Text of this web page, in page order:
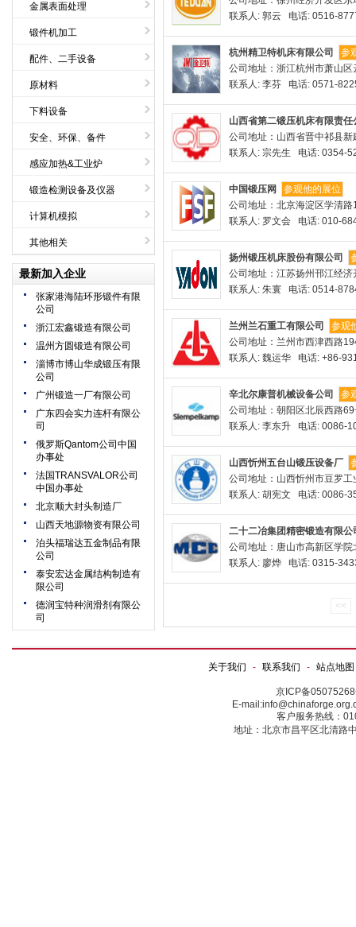
金属表面处理
锻件机加工
配件、二手设备
原材料
下料设备
安全、环保、备件
感应加热&工业炉
锻造检测设备及仪器
计算机模拟
其他相关
最新加入企业
张家港海陆环形锻件有限
公司
浙江宏鑫锻造有限公司
温州方圆锻造有限公司
淄博市博山华成锻压有限
公司
广州锻造一厂有限公司
广东四会实力连杆有限公
司
俄罗斯Qantom公司中国
办事处
法国TRANSVALOR公司
中国办事处
北京顺大封头制造厂
山西天地源物资有限公司
泊头福瑞达五金制品有限
公司
泰安宏达金属结构制造有
限公司
德润宝特种润滑剂有限公
司
联系人: 郭云 电话: 0516-
杭州精卫特机床有限公司
参
公司地址：浙江杭州市萧山区
联系人: 李芬 电话: 0571-
山西省第二锻压机床有限责任
公司地址：山西省晋中祁县新
联系人: 宗先生 电话: 0354-
中国锻压网
参观他的展位
公司地址：北京海淀区学清
联系人: 罗文会 电话: 010-
扬州锻压机床股份有限公司
公司地址：江苏扬州邗江经
联系人: 朱寰 电话: 0514-
兰州兰石重工有限公司
参观
公司地址：兰州市西津西路
联系人: 魏运华 电话: +86-
辛北尔康普机械设备公司
参
公司地址：朝阳区北辰西路
联系人: 李东升 电话: 0086-
山西忻州五台山锻压设备厂
公司地址：山西忻州市豆罗工
联系人: 胡宪文 电话: 0086-
二十二冶集团精密锻造有限公
公司地址：唐山市高新区学
联系人: 廖烨 电话: 0315-
<<
关于我们 - 联系我们 - 站点地图
京ICP备
E-
客户服务热线：
地址：北京市昌平区北清路